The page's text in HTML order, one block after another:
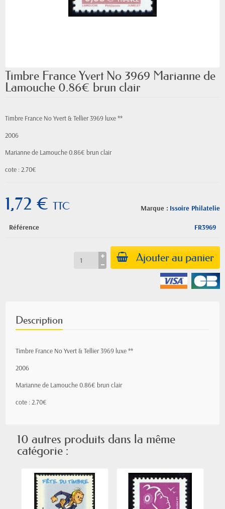
Timbre France Yvert No 3969 Marianne de
Lamouche 0.86€ brun clair
Timbre France No Yvert & Tellier 3969 luxe **
2006
Marianne de Lamouche 0.86€ brun clair
cote : 2.70€
Marque : Issoire Philatelie
1,72 € TTC
Référence FR3969
Ajouter au panier
Description
Timbre France No Yvert & Tellier 3969 luxe **
2006
Marianne de Lamouche 0.86€ brun clair
cote : 2.70€
10 autres produits dans la même
catégorie :